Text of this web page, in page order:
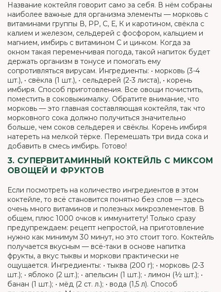
Название коктейля говорит само за себя. В нём собраны
наиболее важные для организма элементы — морковь с
витаминами группы В, РР, С, Е, К и каротином, свёкла с
калием и железом, сельдерей с фосфором, кальцием и
магнием, имбирь с витамином C и цинком. Когда за
окном такая переменчивая погода, такой напиток будет
держать организм в тонусе и помогать ему
сопротивляться вирусам. Ингредиенты: • морковь (3-4
шт.), • свёкла (1 шт.), • сельдерей (2-3 листа), • корень
имбиря. Способ приготовления. Все овощи почистить,
поместить в соковыжималку. Обратите внимание, что
морковь — это главная составляющая коктейля, так что
морковного сока должно получиться значительно
больше, чем соков сельдерея и свёклы. Корень имбиря
натереть на мелкой тёрке. Перемешать три вида сока и
добавить в смесь имбирь. Готово!
3. СУПЕРВИТАМИННЫЙ КОКТЕЙЛЬ С МИКСОМ
ОВОЩЕЙ И ФРУКТОВ
Если посмотреть на количество ингредиентов в этом
коктейле, то всё становится понятно без слов — здесь
очень много витаминов и полезных микроэлементов. В
общем, плюс 1000 очков к иммунитету! Только сразу
предупреждаем: рецепт непростой, на приготовление
нужно как минимум 30 минут, но это стоит того. Коктейль
получается вкусным — всё-таки в основе напитка
фрукты, а вкус тыквы и моркови практически не
ощущается. Ингредиенты: • тыква (200 г); • морковь (2-3
шт.); • яблоко (2 шт.); • апельсин (1 шт.); • лимон (½ шт.); •
банан (1 шт.); • мёд (2 ст. л.); • вода (1,5 л). Способ